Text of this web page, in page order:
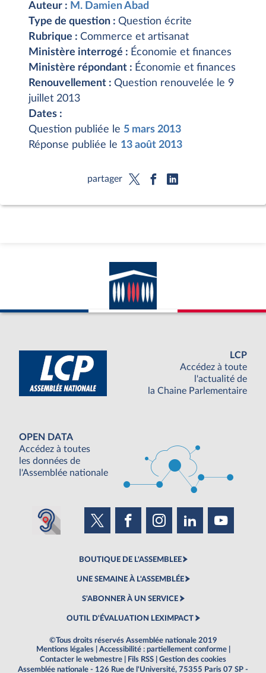
Auteur : M. Damien Abad
Type de question : Question écrite
Rubrique : Commerce et artisanat
Ministère interrogé : Économie et finances
Ministère répondant : Économie et finances
Renouvellement : Question renouvelée le 9
juillet 2013
Dates :
Question publiée le 5 mars 2013
Réponse publiée le 13 août 2013
partager
LCP
Accédez à toute
l'actualité de
la Chaine Parlementaire
OPEN DATA
Accédez à toutes
les données de
l'Assemblée nationale
BOUTIQUE DE L'ASSEMBLEE
UNE SEMAINE À L'ASSEMBLÉE
S'ABONNER À UN SERVICE
OUTIL D'ÉVALUATION LEXIMPACT
©Tous droits réservés Assemblée nationale 2019
Mentions légales
Accessibilité : partiellement conforme
Contacter le webmestre
Fils RSS
Gestion des cookies
Assemblée nationale - 126 Rue de l'Université, 75355 Paris 07 SP -